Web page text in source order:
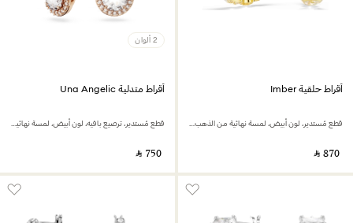
أقراط حلقية Imber
قطع مُستدير، لون أبيض، لمسة نهائية من الذهب عيار 18 قيراط
‎ ⃁ ⁦870⁩ ‎
2 ألوان
أقراط متدلية Una Angelic
قطع مُستدير، ترصيع بافيه، لون أبيض، لمسة نهائية من الذهب الوردي عيار 18 قيراط
‎ ⃁ ⁦750⁩ ‎